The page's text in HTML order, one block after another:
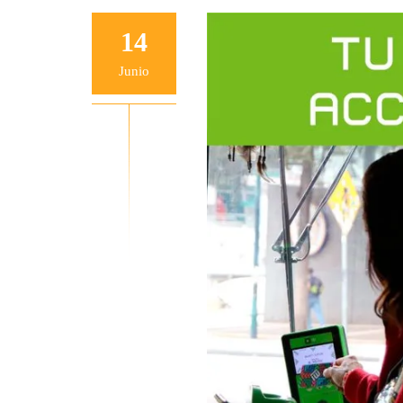
14
Junio